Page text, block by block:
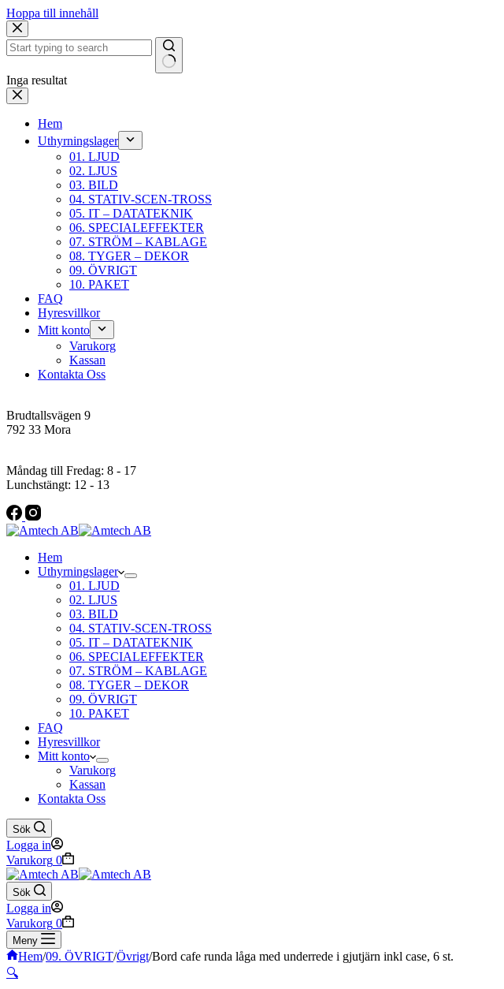
Hoppa till innehåll
Inga resultat
Hem
Uthyrningslager
01. LJUD
02. LJUS
03. BILD
04. STATIV-SCEN-TROSS
05. IT – DATATEKNIK
06. SPECIALEFFEKTER
07. STRÖM – KABLAGE
08. TYGER – DEKOR
09. ÖVRIGT
10. PAKET
FAQ
Hyresvillkor
Mitt konto
Varukorg
Kassan
Kontakta Oss
Brudtallsvägen 9
792 33 Mora
Måndag till Fredag: 8 - 17
Lunchstängt: 12 - 13
Hem
Uthyrningslager
01. LJUD
02. LJUS
03. BILD
04. STATIV-SCEN-TROSS
05. IT – DATATEKNIK
06. SPECIALEFFEKTER
07. STRÖM – KABLAGE
08. TYGER – DEKOR
09. ÖVRIGT
10. PAKET
FAQ
Hyresvillkor
Mitt konto
Varukorg
Kassan
Kontakta Oss
Sök
Logga in
Varukorg 0
Sök
Logga in
Varukorg 0
Meny
Hem/09. ÖVRIGT/Övrigt/Bord cafe runda låga med underrede i gjutjärn inkl case, 6 st.
🔍